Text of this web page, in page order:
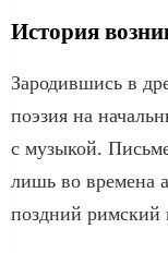
История
Зародившись в
поэзия на
с музыкой.
лишь во времена
поздний римский